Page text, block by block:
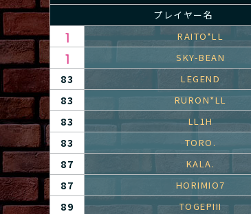
プレイヤー名
RAITO*LL
SKY-BEAN
83 LEGEND
83 RURON*LL
83 LL1H
83 TORO.
87 KALA.
87 HORIMIO7
89 TOGEPIII